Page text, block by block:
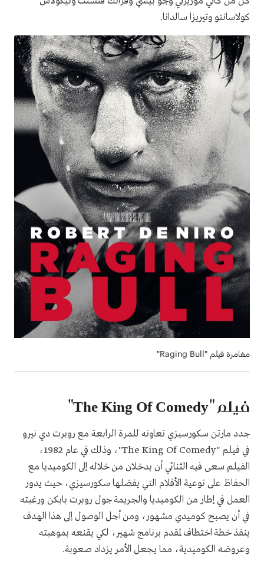
كولاسانتو وتيريزا سالدانا.
مغامرة فيلم "Raging Bull"
فيلم "The King Of Comedy
"
جدد مارتن سكورسيزي تعاونه للمرة الرابعة مع روبرت دي نيرو
في فيلم "The King Of Comedy
"، وذلك في عام 1982،
الفيلم سعى فيه الثنائي أن يدخلان من خلاله إلى الكوميديا مع
الحفاظ على نوعية الأفلام التي يفضلها سكورسيزي، حيث يدور
العمل في إطار من الكوميديا والجريمة جول روبرت بابكن ورغبته
في أن يصبح كوميدي مشهور، ومن أجل الوصول إلى هذا الهدف
ينفذ خطة اختطاف لمقدم برنامج شهير، لكي يقنعه بموهبته
وعروضه الكوميدية، مما يجعل الأمر يزداد صعوبة.